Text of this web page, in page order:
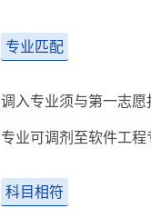
专业匹配
调入专业须与第一志
专业可调剂至软件工
科目相符